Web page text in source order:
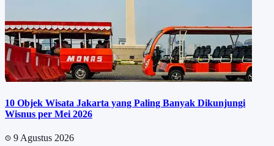
10 Objek Wisata Jakarta yang Paling Banyak Dikunjungi
Wisnus per Mei 2026
9 Agustus 2026